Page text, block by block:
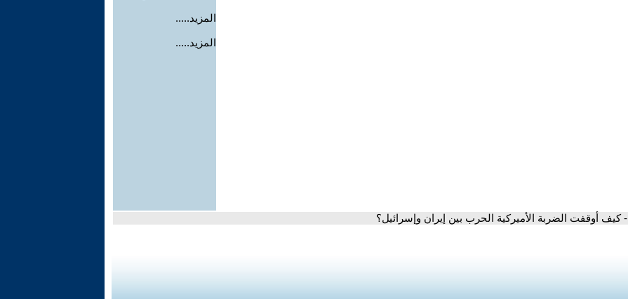
المزيد.....
المزيد.....
- كيف أوقفت الضربة الأميركية الحرب بين إيران وإسرائيل؟